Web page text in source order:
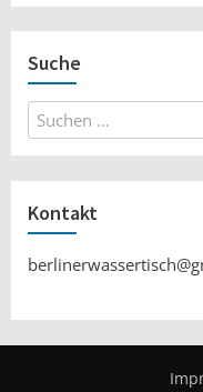
Suche
Suchen
nach:
Kontakt